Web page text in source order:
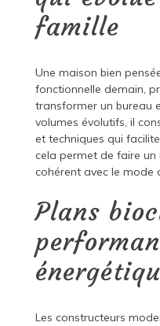
famille
Une maison bien
fonctionnelle demain,
transformer un bureau
volumes évolutifs, il
et techniques qui
cela permet de faire un
cohérent avec le mode
Plans
Les constructeurs